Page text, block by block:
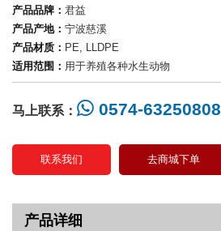
产品品牌： 君益
产品产地： 宁波慈溪
产品材质： PE, LLDPE
适用范围： 用于养殖各种水生动物
马上联系： 0574-63250808
联系我们 去商城下单
产品详细